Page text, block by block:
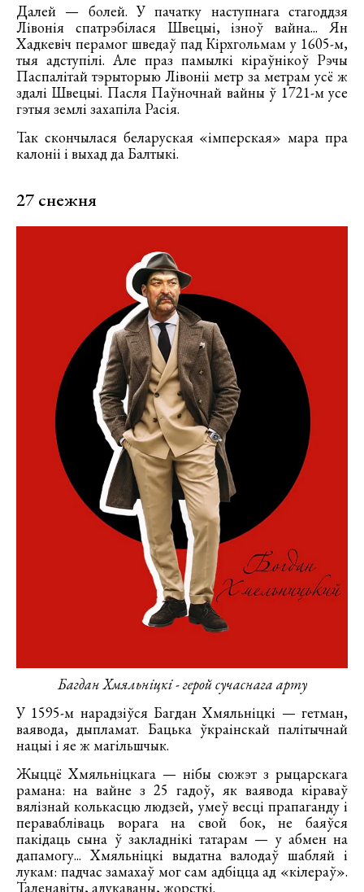
Далей — болей. У пачатку наступнага стагоддзя
Лівонія спатрэбілася Швецыі, ізноў вайна... Ян
Хадкевіч перамог шведаў пад Кірхгольмам у 1605-м,
тыя адступілі. Але праз памылкі кіраўнікоў Рэчы
Паспалітай тэрыторыю Лівоніі метр за метрам усё ж
здалі Швецыі. Пасля Паўночнай вайны ў 1721-м усе
гэтыя землі захапіла Расія.
Так скончылася беларуская «імперская» мара пра
калоніі і выхад да Балтыкі.
27 снежня
Багдан Хмяльніцкі - герой сучаснага арту
У 1595-м нарадзіўся Багдан Хмяльніцкі — гетман,
ваявода, дыпламат. Бацька ўкраінскай палітычнай
нацыі і яе ж магільшчык.
Жыццё Хмяльніцкага — нібы сюжэт з рыцарскага
рамана: на вайне з 25 гадоў, як ваявода кіраваў
вялізнай колькасцю людзей, умеў весці прапаганду і
перавабліваць ворага на свой бок, не баяўся
пакідаць сына ў закладнікі татарам — у абмен на
дапамогу... Хмяльніцкі выдатна валодаў шабляй і
лукам: падчас замахаў мог сам адбіцца ад «кілераў».
Таленавіты, адукаваны, жорсткі.